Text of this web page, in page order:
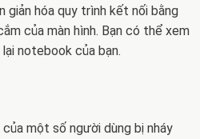
hóa quy trình kết nối bằng
của màn hình. Bạn có thể xem
notebook của bạn.
một số người dùng bị nháy